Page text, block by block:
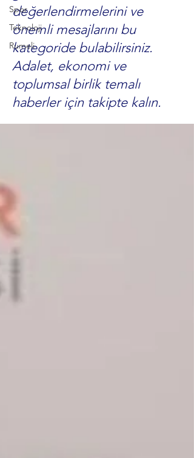
Spor
Teknoloji
Rumeli
değerlendirmelerini ve
önemli mesajlarını bu
kategoride bulabilirsiniz.
Adalet, ekonomi ve
toplumsal birlik temalı
haberler için takipte kalın.